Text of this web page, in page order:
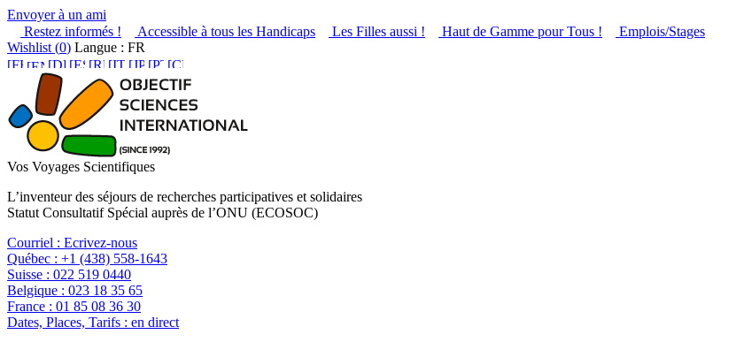
Envoyer à un ami
Restez informés !
Accessible à tous les Handicaps Les Filles aussi ! Haut de Gamme pour Tous !
Emplois/Stages
Wishlist (0) Langue : FR
Vos Voyages Scientifiques
L’inventeur des séjours de recherches participatives et solidaires
Statut Consultatif Spécial auprès de l’ONU (ECOSOC)
Courriel : Ecrivez-nous
Québec : +1 (438) 558-1643
Suisse : 022 519 0440
Belgique : 023 18 35 65
France : 01 85 08 36 30
Dates, Places, Tarifs : en direct